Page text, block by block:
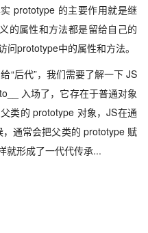
prototype 的主要作用就是继
的属性和方法都是留给自己的
问prototype中的属性和方法。
“后代”，我们需要了解一下 JS
入场了，它存在于普通对象
类的 prototype 对象，JS在通
通常会把父类的 prototype 赋
就形成了一代代传承...